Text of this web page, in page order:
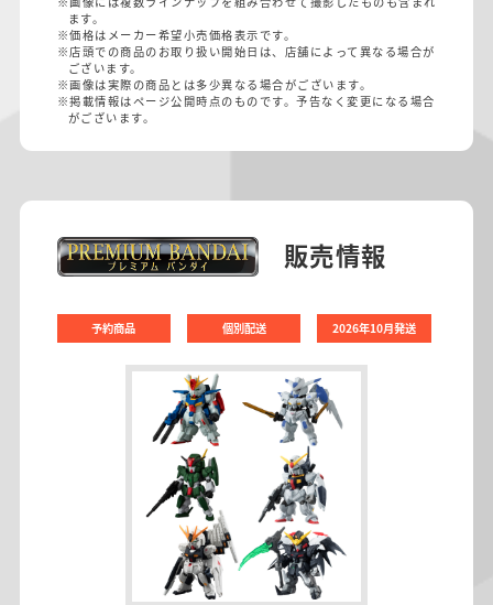
ます。
※価格はメーカー希望小売価格表示です。
※店頭での商品のお取り扱い開始日は、店舗によって異なる場合が
ございます。
※画像は実際の商品とは多少異なる場合がございます。
※掲載情報はページ公開時点のものです。予告なく変更になる場合
がございます。
販売情報
予約商品 個別配送 2026年10月発送